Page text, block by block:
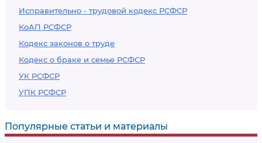
Исправительно - трудовой кодекс РСФСР
КоАП РСФСР
Кодекс законов о труде
Кодекс о браке и семье РСФСР
УК РСФСР
УПК РСФСР
Популярные статьи и материалы